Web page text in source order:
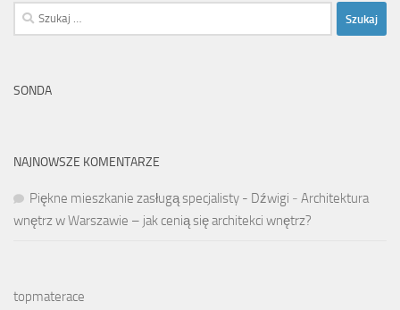
Szukaj:
SONDA
NAJNOWSZE KOMENTARZE
Piękne mieszkanie zasługą specjalisty - Dźwigi - Architektura
wnętrz w Warszawie – jak cenią się architekci wnętrz?
topmaterace